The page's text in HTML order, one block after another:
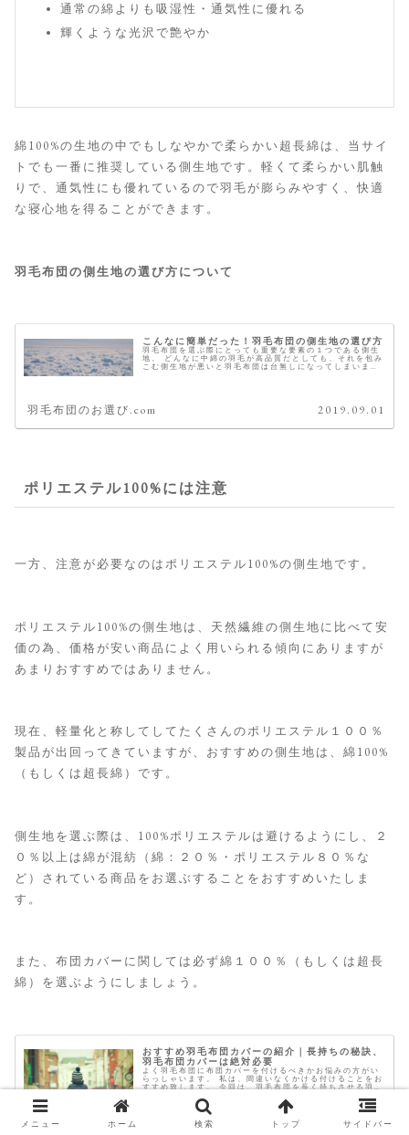
通常の綿よりも吸湿性・通気性に優れる
輝くような光沢で艶やか
綿100%の生地の中でもしなやかで柔らかい超長綿は、当サイ
トでも一番に推奨している側生地です。軽くて柔らかい肌触
りで、通気性にも優れているので羽毛が膨らみやすく、快適
な寝心地を得ることができます。
羽毛布団の側生地の選び方について
こんなに簡単だった！羽毛布団の側生地の選び方
羽毛布団を選ぶ際にとっても重要な要素の１つである側生
地。 どんなに中綿の羽毛が高品質だとしても、それを包み
こむ側生地が悪いと羽毛布団は台無しになってしまいま
羽毛布団のお選び.com 2019.09.01
ポリエステル100%には注意
一方、注意が必要なのはポリエステル100%の側生地です。
ポリエステル100%の側生地は、天然繊維の側生地に比べて安
価の為、価格が安い商品によく用いられる傾向にありますが
あまりおすすめではありません。
現在、軽量化と称してしてたくさんのポリエステル１００％
製品が出回ってきていますが、おすすめの側生地は、綿100%
（もしくは超長綿）です。
側生地を選ぶ際は、100%ポリエステルは避けるようにし、２
０％以上は綿が混紡（綿：２０％・ポリエステル８０％な
ど）されている商品をお選ぶすることをおすすめいたしま
す。
また、布団カバーに関しては必ず綿１００％（もしくは超長
綿）を選ぶようにしましょう。
おすすめ羽毛布団カバーの紹介｜長持ちの秘訣、
羽毛布団カバーは絶対必要
よく羽毛布団に布団カバーを付けるべきかお悩みの方がい
らっしゃいます。 私は、間違いなくかける付けることをお
すすめ致します。 今回は、羽毛布団を長く持ちさせる羽毛
100％ 繊細な肌触り 伝統...
メニュー ホーム 検索 トップ サイドバー